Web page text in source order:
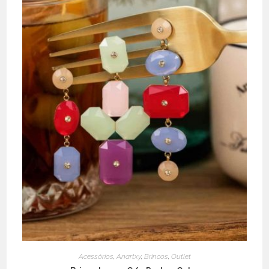
Acessórios, Anartxy, Brincos, Outlet